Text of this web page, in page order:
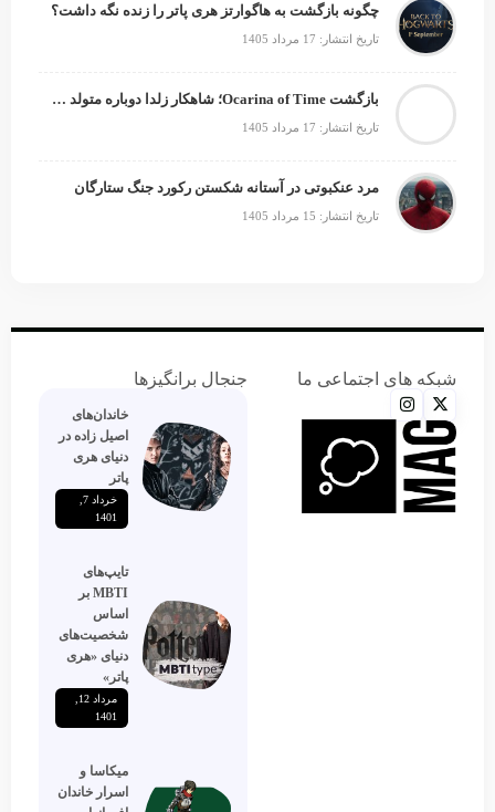
چگونه بازگشت به هاگوارتز هری پاتر را زنده نگه داشت؟
تاریخ انتشار: 17 مرداد 1405
بازگشت Ocarina of Time؛ شاهکار زلدا دوباره متولد می‌شود
تاریخ انتشار: 17 مرداد 1405
مرد عنکبوتی در آستانه شکستن رکورد جنگ ستارگان
تاریخ انتشار: 15 مرداد 1405
شبکه های اجتماعی ما جنجال برانگیزها
خاندان‌های
اصیل زاده‌ در
دنیای هری
پاتر
1401
تایپ‌های
MBTI بر
اساس
شخصیت‌های
دنیای «هری
پاتر»
1401
میکاسا و
اسرار خاندان